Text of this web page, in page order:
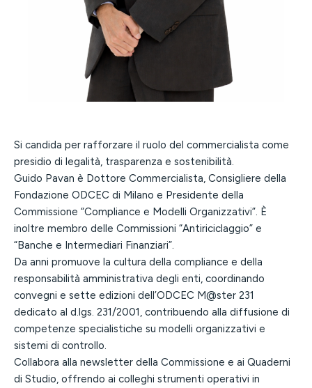
Si candida per rafforzare il ruolo del commercialista come
presidio di legalità, trasparenza e sostenibilità.
Guido Pavan è Dottore Commercialista, Consigliere della
Fondazione ODCEC di Milano e Presidente della
Commissione “Compliance e Modelli Organizzativi”. È
inoltre membro delle Commissioni “Antiriciclaggio” e
“Banche e Intermediari Finanziari”.
Da anni promuove la cultura della compliance e della
responsabilità amministrativa degli enti, coordinando
convegni e sette edizioni dell’ODCEC M@ster 231
dedicato al d.lgs. 231/2001, contribuendo alla diffusione di
competenze specialistiche su modelli organizzativi e
sistemi di controllo.
Collabora alla newsletter della Commissione e ai Quaderni
di Studio, offrendo ai colleghi strumenti operativi in